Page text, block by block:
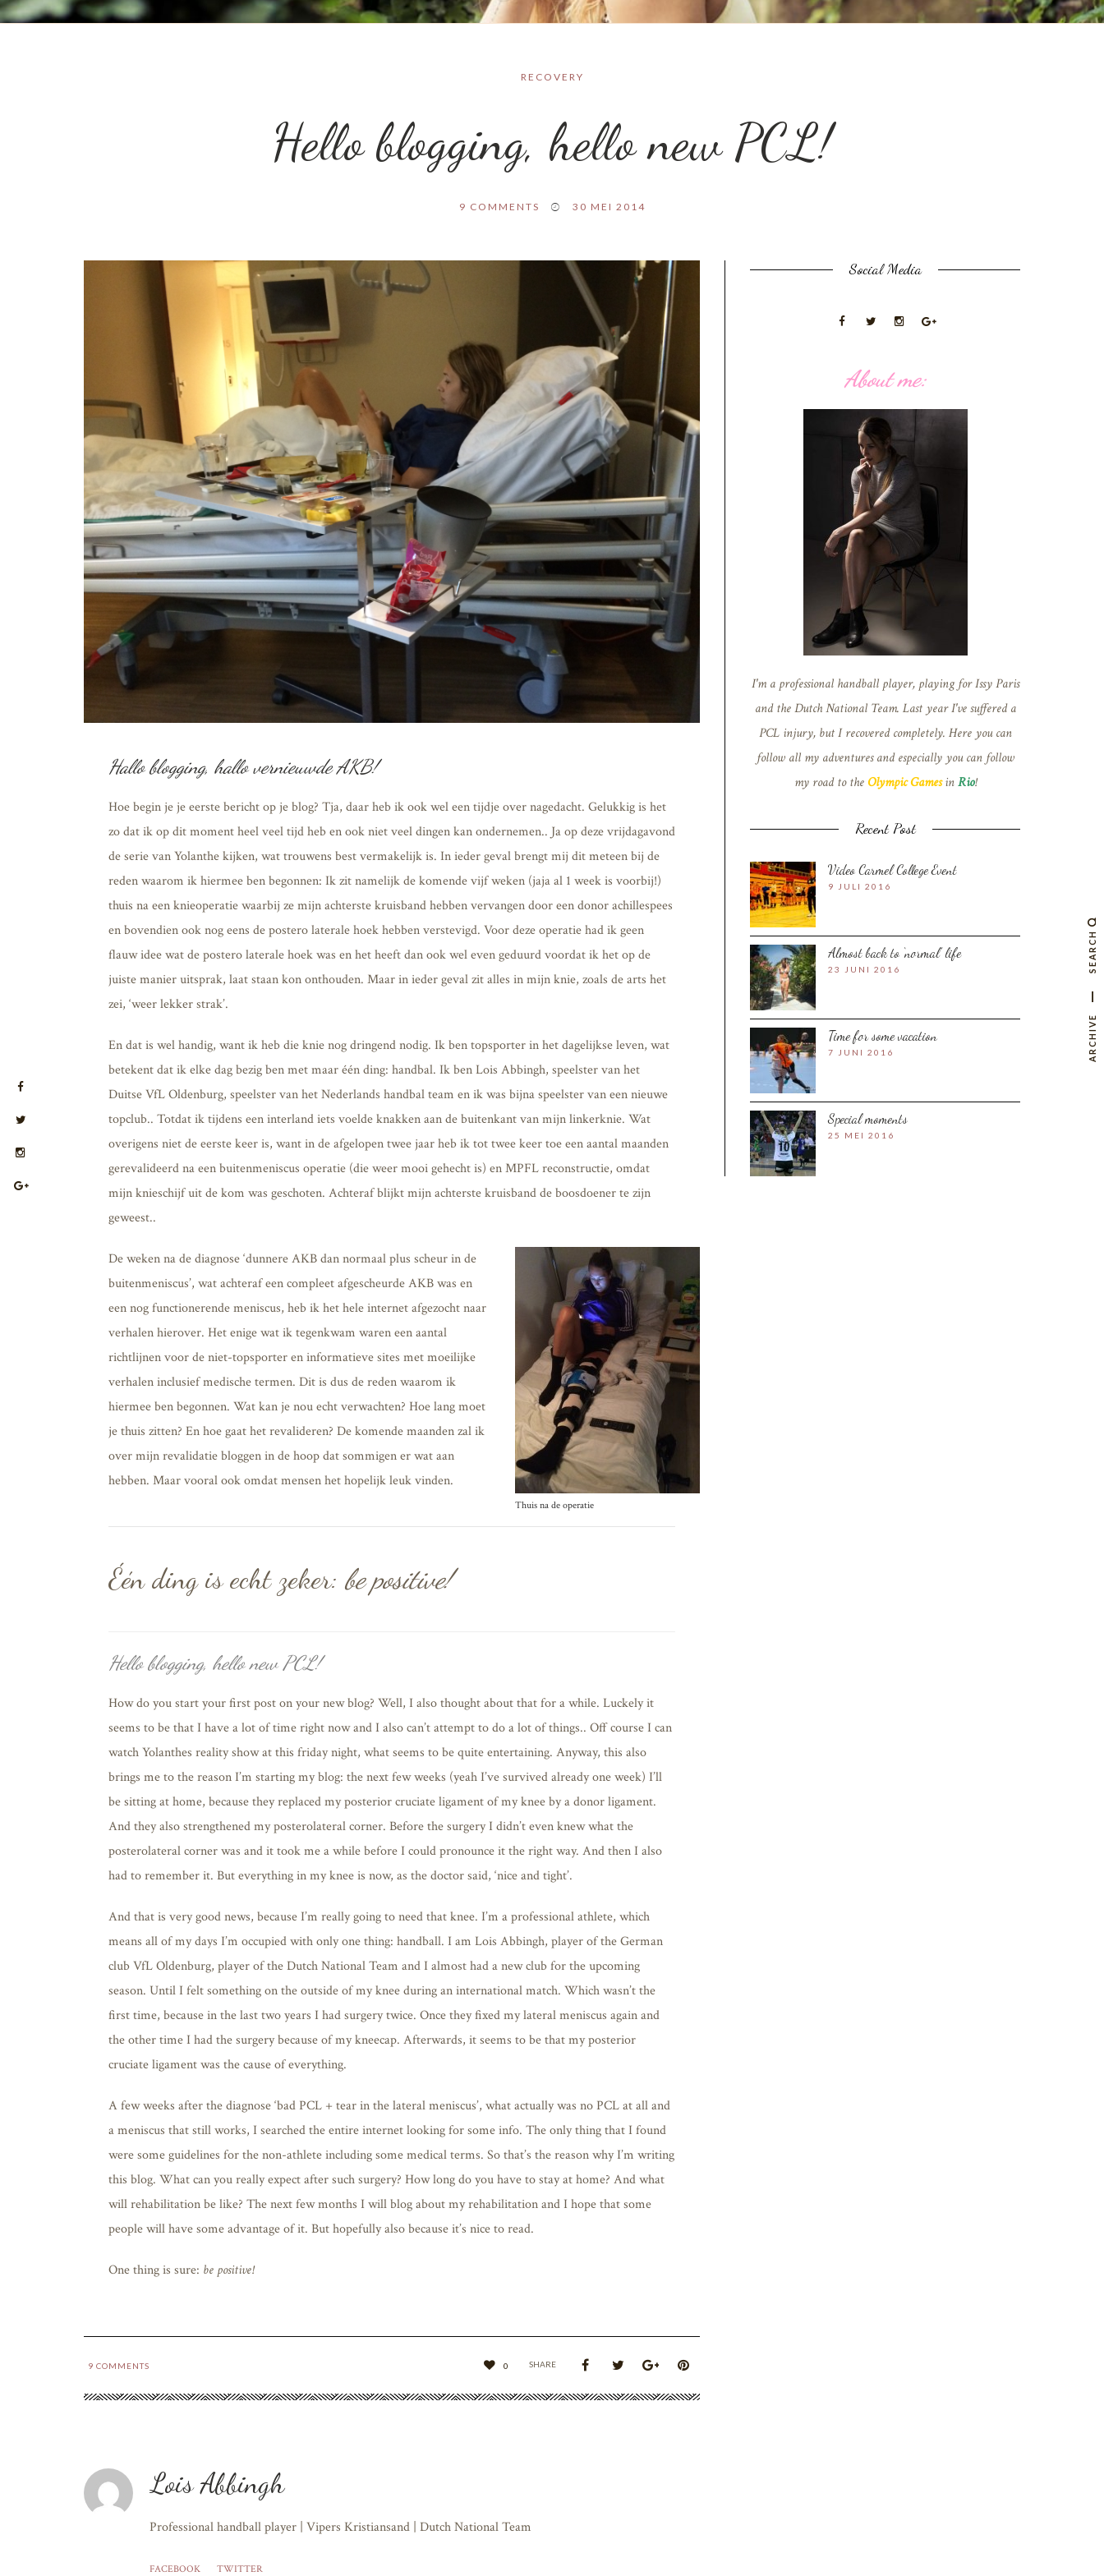
RECOVERY
Hello blogging, hello new PCL!
9 COMMENTS 30 MEI 2014
Hallo blogging, hallo vernieuwde AKB!
Hoe begin je je eerste bericht op je blog? Tja, daar heb ik ook wel een tijdje over nagedacht. Gelukkig is het
zo dat ik op dit moment heel veel tijd heb en ook niet veel dingen kan ondernemen.. Ja op deze vrijdagavond
de serie van Yolanthe kijken, wat trouwens best vermakelijk is. In ieder geval brengt mij dit meteen bij de
reden waarom ik hiermee ben begonnen: Ik zit namelijk de komende vijf weken (jaja al 1 week is voorbij!)
thuis na een knieoperatie waarbij ze mijn achterste kruisband hebben vervangen door een donor achillespees
en bovendien ook nog eens de postero laterale hoek hebben verstevigd. Voor deze operatie had ik geen
flauw idee wat de postero laterale hoek was en het heeft dan ook wel even geduurd voordat ik het op de
juiste manier uitsprak, laat staan kon onthouden. Maar in ieder geval zit alles in mijn knie, zoals de arts het
zei, ‘weer lekker strak’.
En dat is wel handig, want ik heb die knie nog dringend nodig. Ik ben topsporter in het dagelijkse leven, wat
betekent dat ik elke dag bezig ben met maar één ding: handbal. Ik ben Lois Abbingh, speelster van het
Duitse VfL Oldenburg, speelster van het Nederlands handbal team en ik was bijna speelster van een nieuwe
topclub.. Totdat ik tijdens een interland iets voelde knakken aan de buitenkant van mijn linkerknie. Wat
overigens niet de eerste keer is, want in de afgelopen twee jaar heb ik tot twee keer toe een aantal maanden
gerevalideerd na een buitenmeniscus operatie (die weer mooi gehecht is) en MPFL reconstructie, omdat
mijn knieschijf uit de kom was geschoten. Achteraf blijkt mijn achterste kruisband de boosdoener te zijn
geweest..
Thuis na de operatie
De weken na de diagnose ‘dunnere AKB dan normaal plus scheur in de
buitenmeniscus’, wat achteraf een compleet afgescheurde AKB was en
een nog functionerende meniscus, heb ik het hele internet afgezocht naar
verhalen hierover. Het enige wat ik tegenkwam waren een aantal
richtlijnen voor de niet-topsporter en informatieve sites met moeilijke
verhalen inclusief medische termen. Dit is dus de reden waarom ik
hiermee ben begonnen. Wat kan je nou echt verwachten? Hoe lang moet
je thuis zitten? En hoe gaat het revalideren? De komende maanden zal ik
over mijn revalidatie bloggen in de hoop dat sommigen er wat aan
hebben. Maar vooral ook omdat mensen het hopelijk leuk vinden.
Één ding is echt zeker: be positive!
Hello blogging, hello new PCL!
How do you start your first post on your new blog? Well, I also thought about that for a while. Luckely it
seems to be that I have a lot of time right now and I also can’t attempt to do a lot of things.. Off course I can
watch Yolanthes reality show at this friday night, what seems to be quite entertaining. Anyway, this also
brings me to the reason I’m starting my blog: the next few weeks (yeah I’ve survived already one week) I’ll
be sitting at home, because they replaced my posterior cruciate ligament of my knee by a donor ligament.
And they also strengthened my posterolateral corner. Before the surgery I didn’t even knew what the
posterolateral corner was and it took me a while before I could pronounce it the right way. And then I also
had to remember it. But everything in my knee is now, as the doctor said, ‘nice and tight’.
And that is very good news, because I’m really going to need that knee. I’m a professional athlete, which
means all of my days I’m occupied with only one thing: handball. I am Lois Abbingh, player of the German
club VfL Oldenburg, player of the Dutch National Team and I almost had a new club for the upcoming
season. Until I felt something on the outside of my knee during an international match. Which wasn’t the
first time, because in the last two years I had surgery twice. Once they fixed my lateral meniscus again and
the other time I had the surgery because of my kneecap. Afterwards, it seems to be that my posterior
cruciate ligament was the cause of everything.
A few weeks after the diagnose ‘bad PCL + tear in the lateral meniscus’, what actually was no PCL at all and
a meniscus that still works, I searched the entire internet looking for some info. The only thing that I found
were some guidelines for the non-athlete including some medical terms. So that’s the reason why I’m writing
this blog. What can you really expect after such surgery? How long do you have to stay at home? And what
will rehabilitation be like? The next few months I will blog about my rehabilitation and I hope that some
people will have some advantage of it. But hopefully also because it’s nice to read.
One thing is sure: be positive!
9 COMMENTS 0 SHARE
Lois Abbingh
Professional handball player | Vipers Kristiansand | Dutch National Team
FACEBOOK TWITTER
Social Media
About me:
I'm a professional handball player, playing for Issy Paris
and the Dutch National Team. Last year I've suffered a
PCL injury, but I recovered completely. Here you can
follow all my adventures and especially you can follow
my road to theOlympic GamesinRio!
Recent Post
Video Carmel College Event
9 JULI 2016
Almost back to ‘normal’ life
23 JUNI 2016
Time for some vacation
7 JUNI 2016
Special moments
25 MEI 2016
SEARCH
ARCHIVE